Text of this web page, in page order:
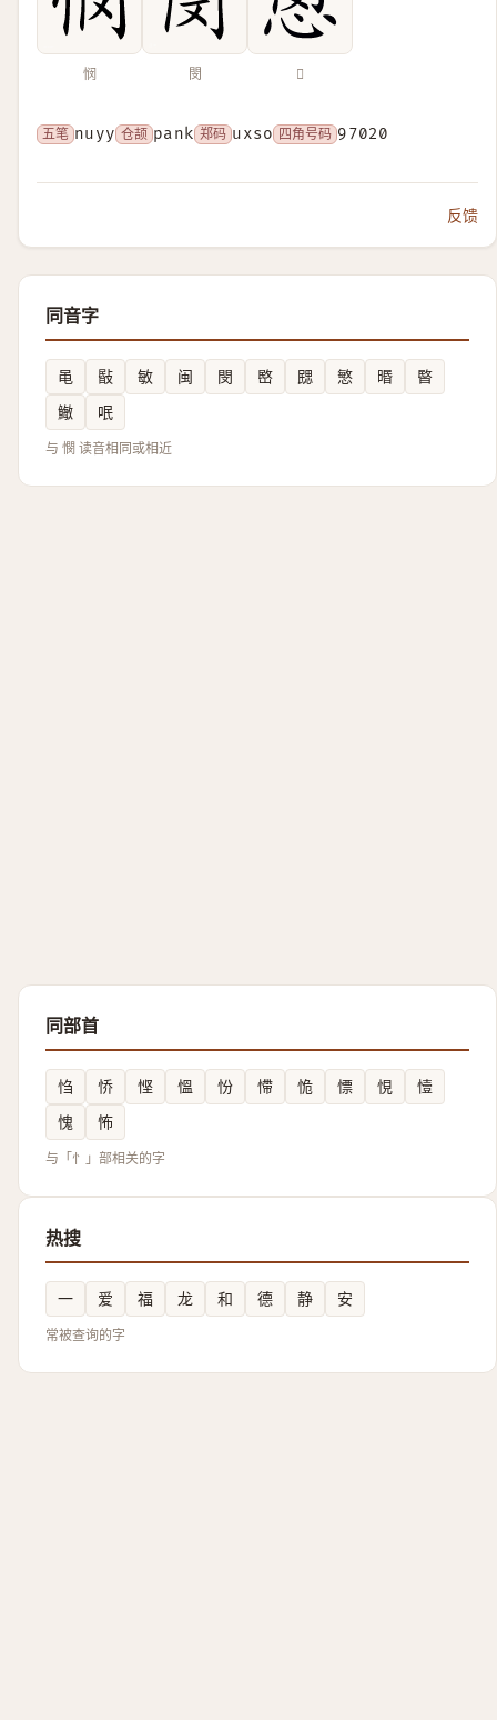
悯 閔 𢡻
五笔 nuyy 仓颉 pank 郑码 uxso 四角号码 97020
反馈
同音字
黾 敯 敏 闽 閔 㟩 㥸 慜 㬆
暋
䲄
呡
与 憫 读音相同或相近
同部首
㤘 㤭 悭 慍 㤋 㦅 恑 慓 悓
㦉
愧
怖
与「忄」部相关的字
热搜
一 爱 福 龙 和 德 静 安
常被查询的字